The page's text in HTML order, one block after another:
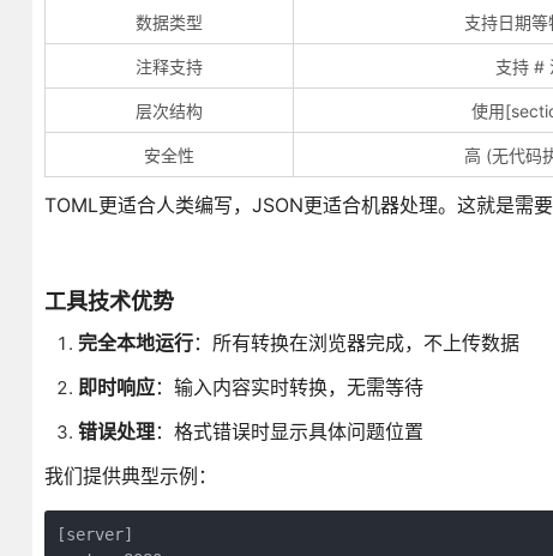
数据类型 支持日期等
注释支持 支持 #
层次结构 使用
安全性 高 (无代码
TOML更适合人类编写，JSON更适合机器处理。这就是需要
工具技术优势
完全本地运行：所有转换在浏览器完成，不上传数据
即时响应：输入内容实时转换，无需等待
错误处理：格式错误时显示具体问题位置
我们提供典型示例：
[server]